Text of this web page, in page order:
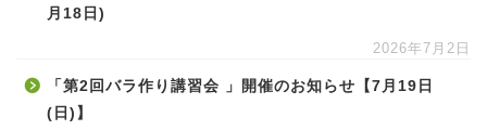
月18日)
2026年7月2日
「第2回バラ作り講習会 」開催のお知らせ【7月19日
(日)】